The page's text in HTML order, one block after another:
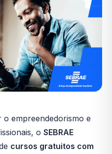
o empreendedorismo e
o SEBRAE
cursos gratuitos com